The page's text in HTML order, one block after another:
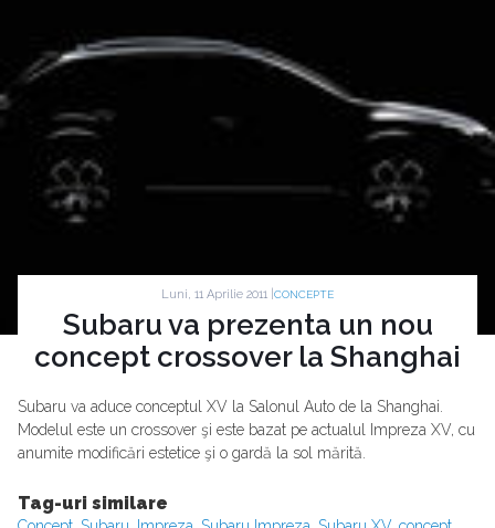
Luni, 11 Aprilie 2011 | CONCEPTE
Subaru va prezenta un nou
concept crossover la Shanghai
Subaru va aduce conceptul XV la Salonul Auto de la Shanghai.
Modelul este un crossover şi este bazat pe actualul Impreza XV, cu
anumite modificări estetice şi o gardă la sol mărită.
Tag-uri similare